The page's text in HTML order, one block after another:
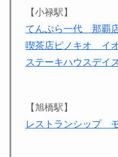
【小禄駅】
てんぷら一代 那覇
喫茶店ピノキオ イ
ステーキハウスデイ
【旭橋駅】
レストランシップ